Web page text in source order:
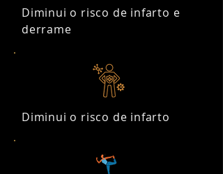
Diminui o risco de infarto e
derrame
Diminui o risco de infarto